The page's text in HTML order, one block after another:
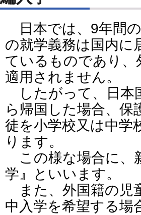
日本では、9年間
の就学義務は国内に
ているものであり、
適用されません。
したがって、日本
ら帰国した場合、保
徒を小学校又は中学
ります。
この様な場合に、
学』といいます。
また、外国籍の児
中入学を希望する場